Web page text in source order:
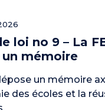
loi no 9 – La
mémoire
un mémoire
des écoles et la